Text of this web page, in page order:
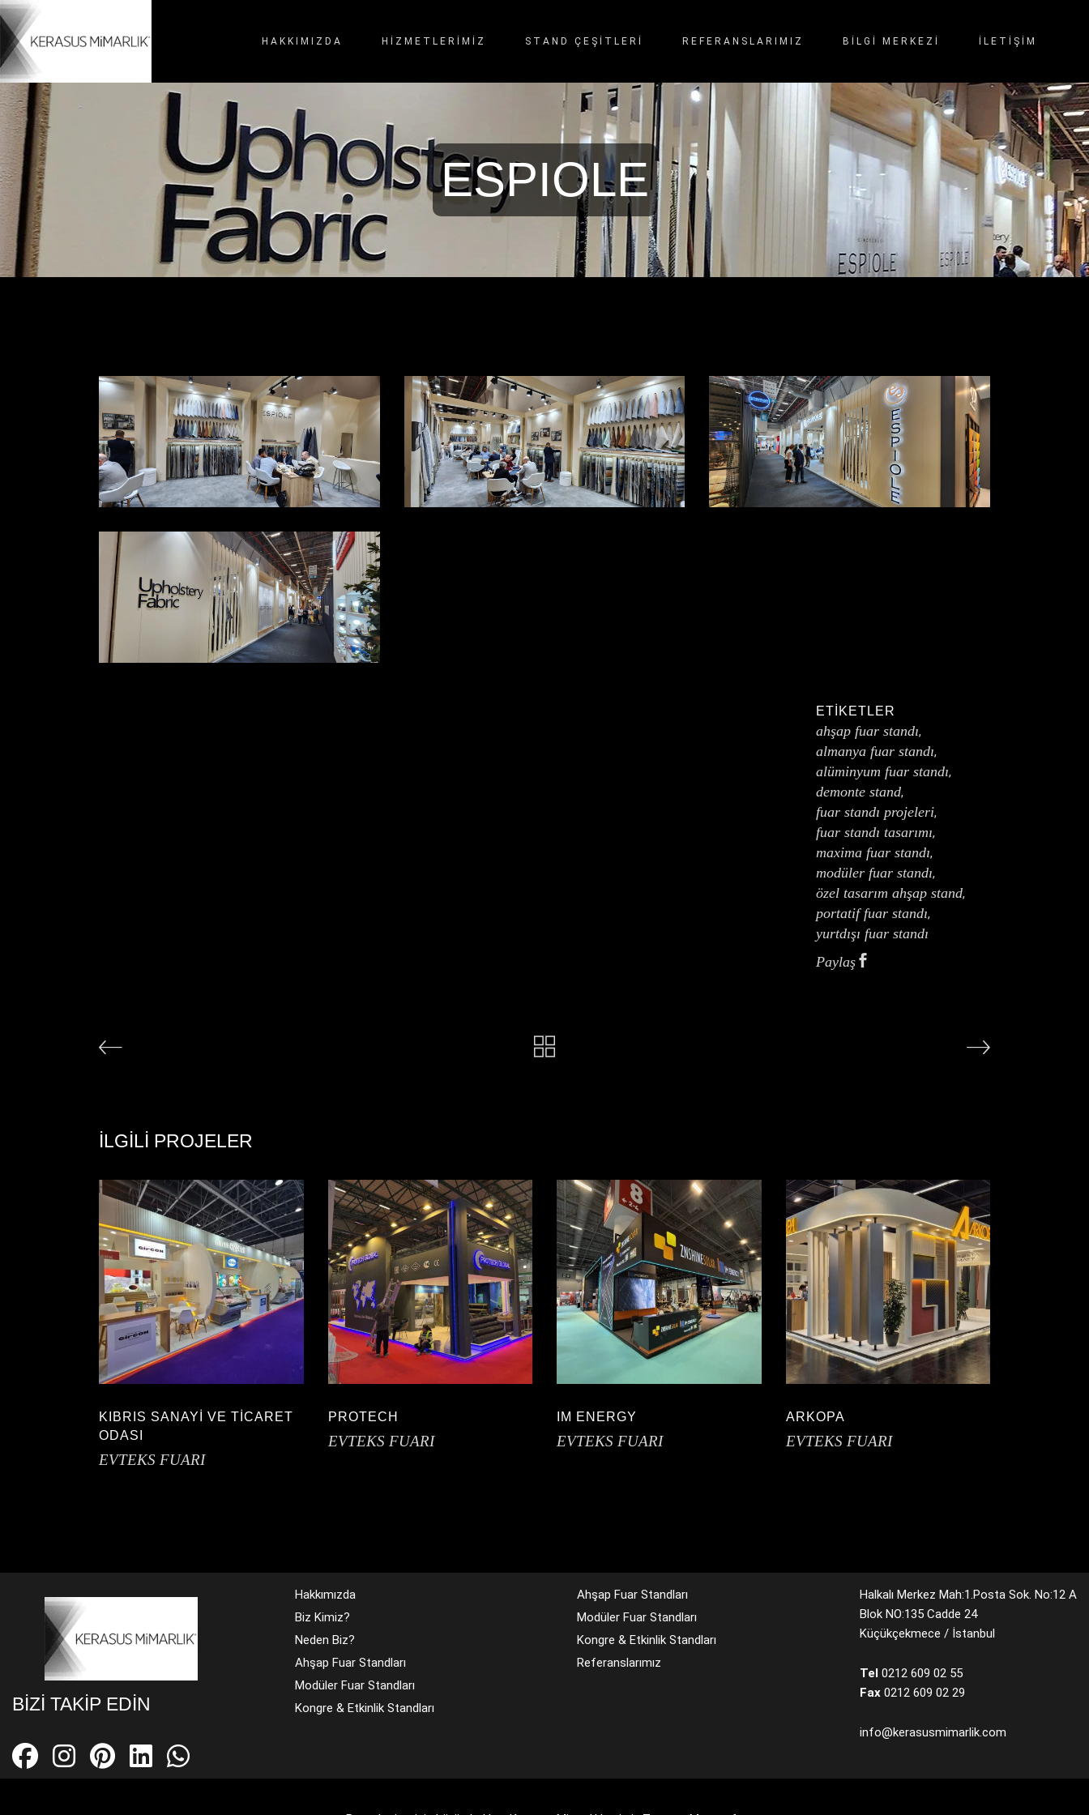
HAKKIMIZDA HİZMETLERİMİZ STAND ÇEŞITLERI REFERANSLARIMIZ BİLGİ MERKEZİ İLETIŞIM
ESPIOLE
ETIKETLER
ahşap fuar standı,
almanya fuar standı,
alüminyum fuar standı,
demonte stand,
fuar standı projeleri,
fuar standı tasarımı,
maxima fuar standı,
modüler fuar standı,
özel tasarım ahşap stand,
portatif fuar standı,
yurtdışı fuar standı
Paylaş
İLGILI PROJELER
KIBRIS SANAYİ VE TİCARET
ODASI
EVTEKS FUARI
PROTECH
EVTEKS FUARI
IM ENERGY
EVTEKS FUARI
ARKOPA
EVTEKS FUARI
BIZI TAKIP EDIN
Hakkımızda
Biz Kimiz?
Neden Biz?
Ahşap Fuar Standları
Modüler Fuar Standları
Kongre & Etkinlik Standları
Ahşap Fuar Standları
Modüler Fuar Standları
Kongre & Etkinlik Standları
Referanslarımız
Halkalı Merkez Mah:1.Posta Sok. No:12 A
Blok NO:135 Cadde 24
Küçükçekmece / İstanbul
Tel0212 609 02 55
Fax0212 609 02 29
info@kerasusmimarlik.com